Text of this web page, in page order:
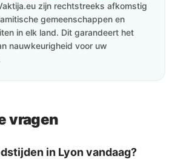
zijn rechtstreeks afkomstig
gemeenschappen en
in elk land. Dit garandeert het
nauwkeurigheid voor uw
vragen
in Lyon vandaag?